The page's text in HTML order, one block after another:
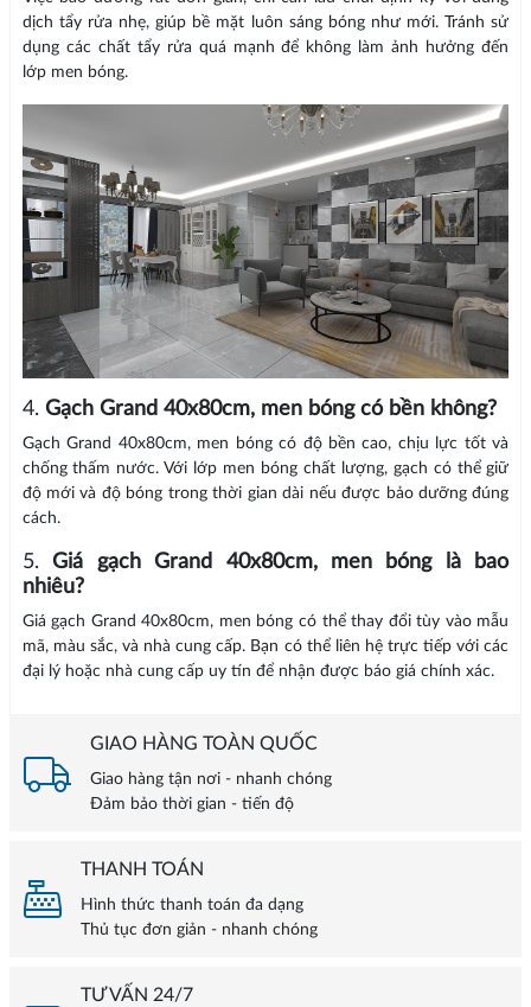
dịch tẩy rửa nhẹ, giúp bề mặt luôn sáng bóng như mới. Tránh sử
dụng các chất tẩy rửa quá mạnh để không làm ảnh hưởng đến
lớp men bóng.
4. Gạch Grand 40x80cm, men bóng có bền không?
Gạch Grand 40x80cm, men bóng có độ bền cao, chịu lực tốt và
chống thấm nước. Với lớp men bóng chất lượng, gạch có thể giữ
độ mới và độ bóng trong thời gian dài nếu được bảo dưỡng đúng
cách.
5.Giá gạch Grand 40x80cm, men bóng là bao
nhiêu?
Giá gạch Grand 40x80cm, men bóng có thể thay đổi tùy vào mẫu
mã, màu sắc, và nhà cung cấp. Bạn có thể liên hệ trực tiếp với các
đại lý hoặc nhà cung cấp uy tín để nhận được báo giá chính xác.
GIAO HÀNG TOÀN QUỐC
Giao hàng tận nơi - nhanh chóng
Đảm bảo thời gian - tiến độ
THANH TOÁN
Hình thức thanh toán đa dạng
Thủ tục đơn giản - nhanh chóng
TƯ VẤN 24/7